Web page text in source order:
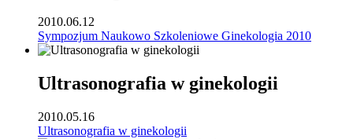
2010.06.12
Sympozjum Naukowo Szkoleniowe Ginekologia 2010
Ultrasonografia w ginekologii
2010.05.16
Ultrasonografia w ginekologii